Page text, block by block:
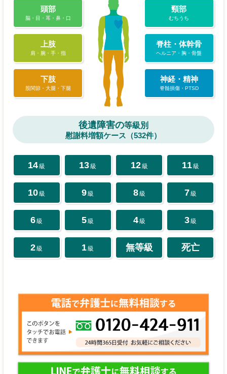
頭部
脳・目・耳・鼻・口
頸部
むちうち
上肢
肩・腕・手・指
脊柱・体幹骨
ヘルニア・胸・骨盤
下肢
股関節・大腿・下腿
神経・精神
脊髄損傷・PTSD
後遺障害の等級別
慰謝料増額ケース（532件）
14級 13級 12級 11級
10級 9級 8級 7級
6級 5級 4級 3級
2級 1級 無等級 死亡